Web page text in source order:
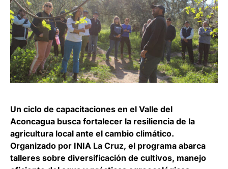
Un ciclo de capacitaciones en el Valle del
Aconcagua busca fortalecer la resiliencia de la
agricultura local ante el cambio climático.
Organizado por INIA La Cruz, el programa abarca
talleres sobre diversificación de cultivos, manejo